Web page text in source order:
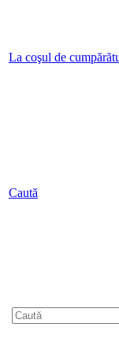
La coşul de
Caută